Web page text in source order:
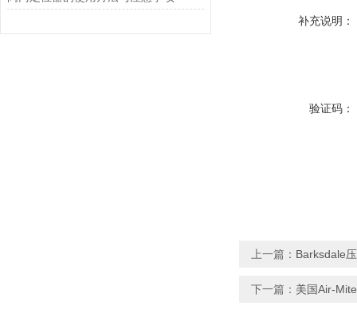
补充说明：
验证码：
上一篇： Barksdale
下一篇： 美国Air-